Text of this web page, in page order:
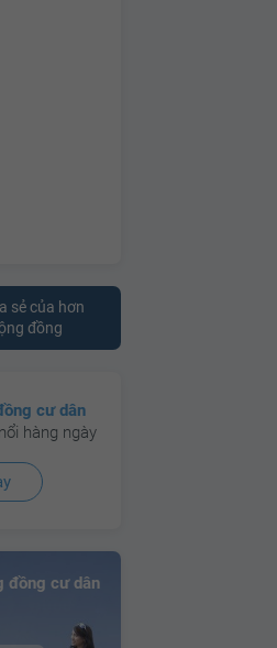
sẻ của hơn
đồng
cư dân
hàng ngày
đồng cư dân